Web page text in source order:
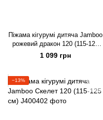
Піжама кігурумі дитяча Jamboo
рожевий дракон 120 (115-125
см)
1 099 грн
−13%